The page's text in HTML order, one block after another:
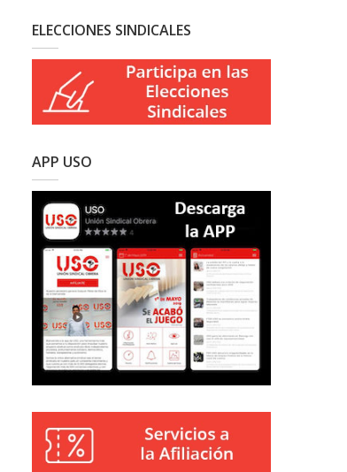
ELECCIONES SINDICALES
APP USO